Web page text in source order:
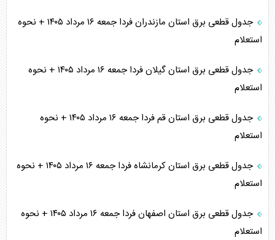
جدول قطعی برق استان مازندران فردا جمعه ۱۶ مرداد ۱۴۰۵ + نحوه
استعلام
جدول قطعی برق استان گیلان فردا جمعه ۱۶ مرداد ۱۴۰۵ + نحوه
استعلام
جدول قطعی برق استان قم فردا جمعه ۱۶ مرداد ۱۴۰۵ + نحوه
استعلام
جدول قطعی برق استان کرمانشاه فردا جمعه ۱۶ مرداد ۱۴۰۵ + نحوه
استعلام
جدول قطعی برق استان اصفهان فردا جمعه ۱۶ مرداد ۱۴۰۵ + نحوه
استعلام